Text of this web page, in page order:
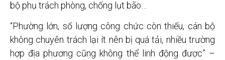
bộ phụ trách phòng, chống lụt bão…
“Phường lớn, số lượng công chức còn thiếu, cán bộ
không chuyên trách lại ít nên bị quá tải, nhiều trường
hợp địa phương cũng không thể linh động được” –